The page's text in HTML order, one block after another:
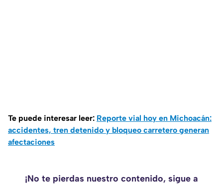
Te puede interesar leer: Reporte vial hoy en Michoacán:
accidentes, tren detenido y bloqueo carretero generan
afectaciones
¡No te pierdas nuestro contenido, sigue a